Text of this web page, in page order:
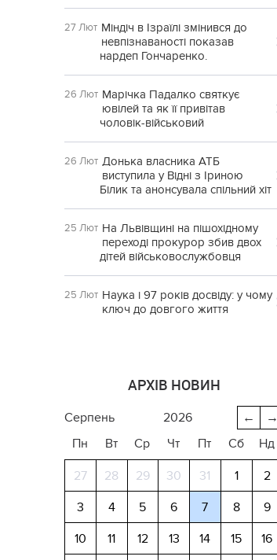
27 Лют Міндіч в Ізраїлі змінився до
невпізнаваності показав
нардеп Гончаренко.
26 Лют Марічка Падалко святкує
ювілей та як її привітав
чоловік-військовий
26 Лют Донька власника АТБ
виступила у Відні з Іриною
Білик та анонсувала спільний хіт
25 Лют На Львівщині на пішохідному
переході прокурор збив двох
дітей військовослужбовця
25 Лют Наука і 97 років досвіду: у чому
ключ до довгого життя
АРХІВ НОВИН
→
←
серпень
2026
Пн
Вт Ср Чт Пт Сб Нд
27 28 29 30 31 1
2
3
4 5 6 7 8
9
10
11 12 13 14 15
16